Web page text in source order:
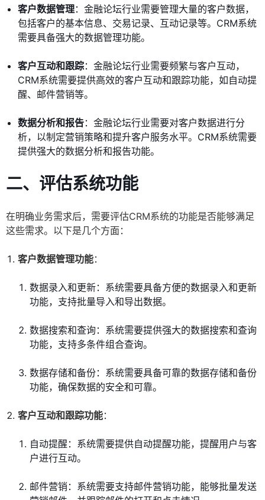
客户数据管理：金融论坛行业需要管理大量的客户数据，
包括客户的基本信息、交易记录、互动记录等。CRM系统
需要具备强大的数据管理功能。
客户互动和跟踪：金融论坛行业需要频繁与客户互动，
CRM系统需要提供高效的客户互动和跟踪功能，如自动提
醒、邮件营销等。
数据分析和报告：金融论坛行业需要对客户数据进行分
析，以制定营销策略和提升客户服务水平。CRM系统需要
提供强大的数据分析和报告功能。
二、评估系统功能
在明确业务需求后，需要评估CRM系统的功能是否能够满足
这些需求。以下是几个方面：
客户数据管理功能：
数据录入和更新：系统需要具备方便的数据录入和更新
功能，支持批量导入和导出数据。
数据搜索和查询：系统需要提供强大的数据搜索和查询
功能，支持多条件组合查询。
数据存储和备份：系统需要具备可靠的数据存储和备份
功能，确保数据的安全和可靠。
客户互动和跟踪功能：
自动提醒：系统需要提供自动提醒功能，提醒用户与客
户进行互动。
邮件营销：系统需要支持邮件营销功能，能够批量发送